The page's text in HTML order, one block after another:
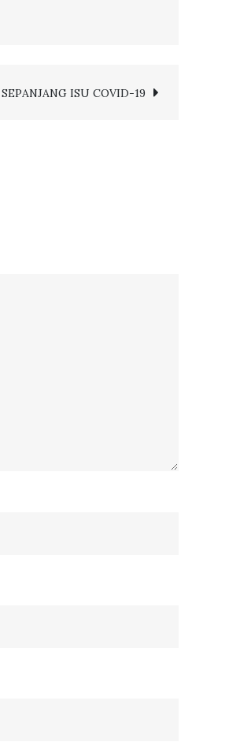
ISU COVID-19